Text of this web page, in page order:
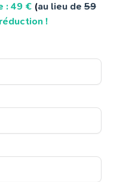
: 49 € (au lieu de 59
!